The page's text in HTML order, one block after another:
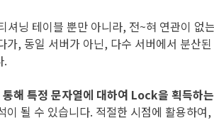
닝 테이블 뿐만 아니라, 전~혀 연관이 없
가, 동일 서버가 아닌, 다수 서버에서 분산
.
해 특정 문자열에 대하여 Lock을 획득하
될 수 있습니다. 적절한 시점에 활용하여